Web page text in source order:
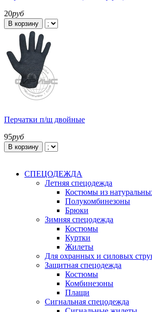
20руб
В корзину
Перчатки п/ш двойные
95руб
В корзину
СПЕЦОДЕЖДА
Летняя спецодежда
Костюмы из
Полукомбинезоны
Брюки
Зимняя спецодежда
Костюмы
Куртки
Жилеты
Для охранных и силовых
Защитная спецодежда
Костюмы
Комбинезоны
Плащи
Сигнальная спецодежда